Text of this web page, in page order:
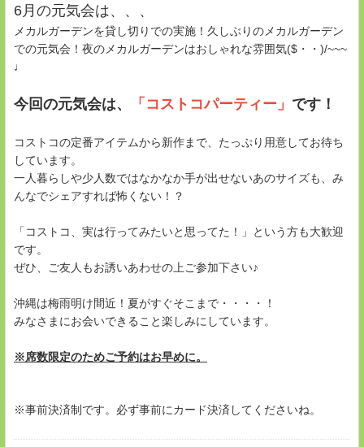
6月の元気会は、、、
メカルガーデンを貸し切りでの実施！久しぶりのメカルガーデン
での元気会！夜のメカルガーデンはおしゃれな雰囲気($・・)/~~~
♩
今回の元気会は、 「コストコパーティー」 です！
コストコの定番アイテムから新作まで、たっぷり用意してお待ち
しています。
一人暮らしや少人数ではなかなか手が出せないあのサイズも、み
んなでシェアすれば怖くない！？
「コストコ、実は行ってみたいと思ってた！」という方も大歓迎
です。
ぜひ、ご友人もお誘いあわせの上ご参加下さい♪
沖縄は梅雨明け間近！夏がすぐそこまで・・・・！
みなさまにお会いできること楽しみにしています。
※席数限定のためご予約はお早めに。
※事前決済制です。必ず事前にカード決済してくださいね。